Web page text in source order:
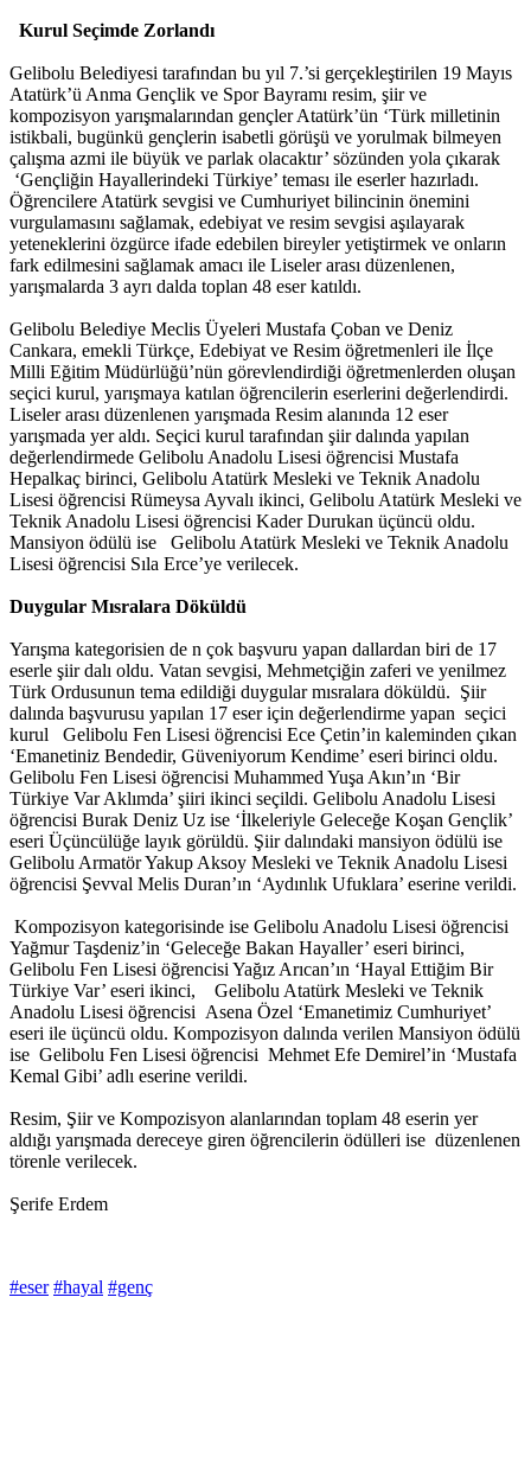
Kurul Seçimde Zorlandı
Gelibolu Belediyesi tarafından bu yıl 7.’si gerçekleştirilen 19 Mayıs
Atatürk’ü Anma Gençlik ve Spor Bayramı resim, şiir ve
kompozisyon yarışmalarından gençler Atatürk’ün ‘Türk milletinin
istikbali, bugünkü gençlerin isabetli görüşü ve yorulmak bilmeyen
çalışma azmi ile büyük ve parlak olacaktır’ sözünden yola çıkarak
‘Gençliğin Hayallerindeki Türkiye’ teması ile eserler hazırladı.
Öğrencilere Atatürk sevgisi ve Cumhuriyet bilincinin önemini
vurgulamasını sağlamak, edebiyat ve resim sevgisi aşılayarak
yeteneklerini özgürce ifade edebilen bireyler yetiştirmek ve onların
fark edilmesini sağlamak amacı ile Liseler arası düzenlenen,
yarışmalarda 3 ayrı dalda toplan 48 eser katıldı.
Gelibolu Belediye Meclis Üyeleri Mustafa Çoban ve Deniz
Cankara, emekli Türkçe, Edebiyat ve Resim öğretmenleri ile İlçe
Milli Eğitim Müdürlüğü’nün görevlendirdiği öğretmenlerden oluşan
seçici kurul, yarışmaya katılan öğrencilerin eserlerini değerlendirdi.
Liseler arası düzenlenen yarışmada Resim alanında 12 eser
yarışmada yer aldı. Seçici kurul tarafından şiir dalında yapılan
değerlendirmede Gelibolu Anadolu Lisesi öğrencisi Mustafa
Hepalkaç birinci, Gelibolu Atatürk Mesleki ve Teknik Anadolu
Lisesi öğrencisi Rümeysa Ayvalı ikinci, Gelibolu Atatürk Mesleki ve
Teknik Anadolu Lisesi öğrencisi Kader Durukan üçüncü oldu.
Mansiyon ödülü ise Gelibolu Atatürk Mesleki ve Teknik Anadolu
Lisesi öğrencisi Sıla Erce’ye verilecek.
Duygular Mısralara Döküldü
Yarışma kategorisien de n çok başvuru yapan dallardan biri de 17
eserle şiir dalı oldu. Vatan sevgisi, Mehmetçiğin zaferi ve yenilmez
Türk Ordusunun tema edildiği duygular mısralara döküldü. Şiir
dalında başvurusu yapılan 17 eser için değerlendirme yapan seçici
kurul Gelibolu Fen Lisesi öğrencisi Ece Çetin’in kaleminden çıkan
‘Emanetiniz Bendedir, Güveniyorum Kendime’ eseri birinci oldu.
Gelibolu Fen Lisesi öğrencisi Muhammed Yuşa Akın’ın ‘Bir
Türkiye Var Aklımda’ şiiri ikinci seçildi. Gelibolu Anadolu Lisesi
öğrencisi Burak Deniz Uz ise ‘İlkeleriyle Geleceğe Koşan Gençlik’
eseri Üçüncülüğe layık görüldü. Şiir dalındaki mansiyon ödülü ise
Gelibolu Armatör Yakup Aksoy Mesleki ve Teknik Anadolu Lisesi
öğrencisi Şevval Melis Duran’ın ‘Aydınlık Ufuklara’ eserine verildi.
Kompozisyon kategorisinde ise Gelibolu Anadolu Lisesi öğrencisi
Yağmur Taşdeniz’in ‘Geleceğe Bakan Hayaller’ eseri birinci,
Gelibolu Fen Lisesi öğrencisi Yağız Arıcan’ın ‘Hayal Ettiğim Bir
Türkiye Var’ eseri ikinci, Gelibolu Atatürk Mesleki ve Teknik
Anadolu Lisesi öğrencisi Asena Özel ‘Emanetimiz Cumhuriyet’
eseri ile üçüncü oldu. Kompozisyon dalında verilen Mansiyon ödülü
ise Gelibolu Fen Lisesi öğrencisi Mehmet Efe Demirel’in ‘Mustafa
Kemal Gibi’ adlı eserine verildi.
Resim, Şiir ve Kompozisyon alanlarından toplam 48 eserin yer
aldığı yarışmada dereceye giren öğrencilerin ödülleri ise düzenlenen
törenle verilecek.
Şerife Erdem
#eser #hayal #genç